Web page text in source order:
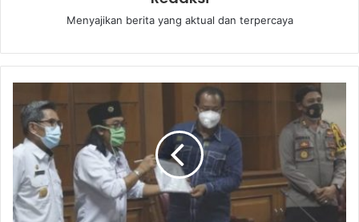
Menyajikan berita yang aktual dan terpercaya